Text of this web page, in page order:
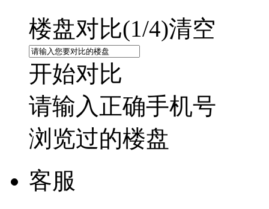
楼盘对比(1/4)清空
开始对比
请输入正确手机号
浏览过的楼盘
客服